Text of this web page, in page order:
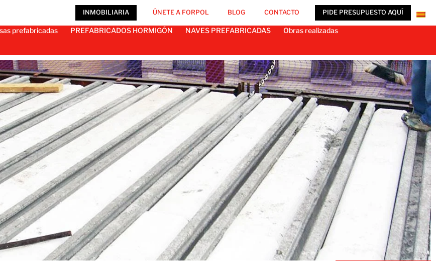
INMOBILIARIA ÚNETE A FORPOL BLOG CONTACTO PIDE PRESUPUESTO AQUÍ
prefabricadas PREFABRICADOS HORMIGÓN NAVES PREFABRICADAS Obras realizadas